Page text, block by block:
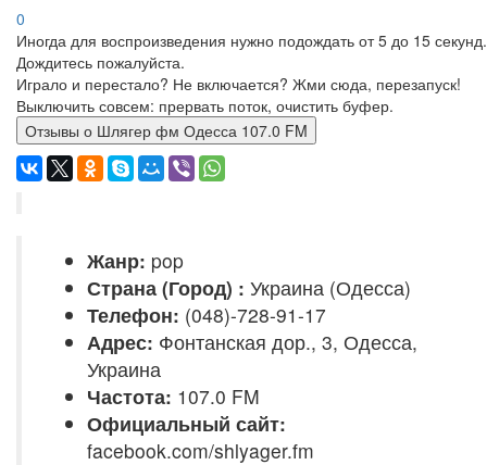
0
Иногда для воспроизведения нужно подождать от 5 до 15 секунд.
Дождитесь пожалуйста.
Играло и перестало? Не включается? Жми сюда, перезапуск!
Выключить совсем: прервать поток, очистить буфер.
Отзывы о Шлягер фм Одесса 107.0 FM
Жанр: pop
Страна (Город) : Украина (Одесса)
Телефон: (048)-728-91-17
Адрес: Фонтанская дор., 3, Одесса,
Украина
Частота: 107.0 FM
Официальный сайт:
facebook.com/shlyager.fm